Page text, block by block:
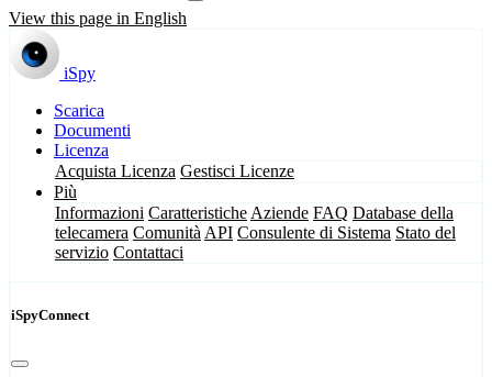
View this page in English
iSpy
Scarica
Documenti
Licenza
Acquista Licenza Gestisci Licenze
Più
Informazioni Caratteristiche Aziende FAQ Database della
telecamera Comunità API Consulente di Sistema Stato del
servizio Contattaci
iSpyConnect